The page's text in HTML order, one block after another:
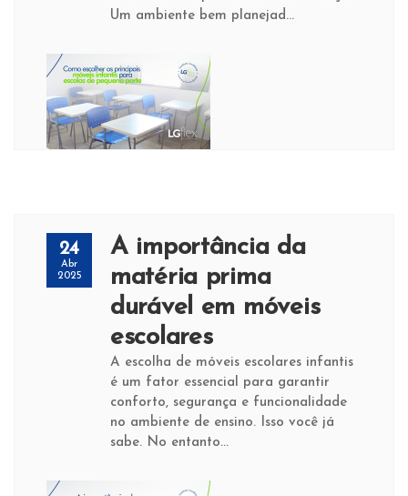
Um ambiente bem planejad...
24
Abr
2025
A importância da
matéria prima
durável em móveis
escolares
A escolha de móveis escolares infantis
é um fator essencial para garantir
conforto, segurança e funcionalidade
no ambiente de ensino. Isso você já
sabe. No entanto...